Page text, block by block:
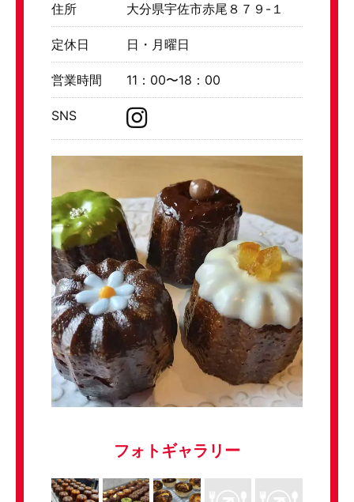
住所 大分県宇佐市赤尾８７９-１
定休日 日・月曜日
営業時間 11：00〜18：00
SNS
フォトギャラリー